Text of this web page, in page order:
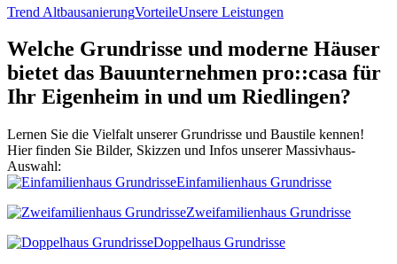
Trend AltbausanierungVorteileUnsere Leistungen
Welche Grundrisse und moderne Häuser
bietet das Bauunternehmen pro::casa für
Ihr Eigenheim in und um Riedlingen?
Lernen Sie die Vielfalt unserer Grundrisse und Baustile kennen!
Hier finden Sie Bilder, Skizzen und Infos unserer Massivhaus-
Auswahl:
Einfamilienhaus Grundrisse
Zweifamilienhaus Grundrisse
Doppelhaus Grundrisse